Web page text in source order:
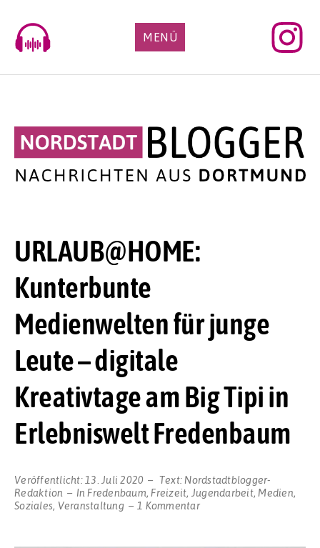
content
MENÜ
URLAUB@HOME:
Kunterbunte
Medienwelten für junge
Leute – digitale
Kreativtage am Big Tipi in
Erlebniswelt Fredenbaum
Veröffentlicht: 13. Juli 2020 Text: Nordstadtblogger-
Redaktion
InFredenbaum,Freizeit, Jugendarbeit, Medien,
Soziales, Veranstaltung 1 Kommentarzu